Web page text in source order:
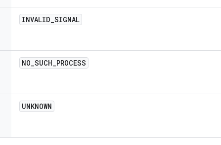
INVALID_SIGNAL
NO_SUCH_PROCESS
UNKNOWN